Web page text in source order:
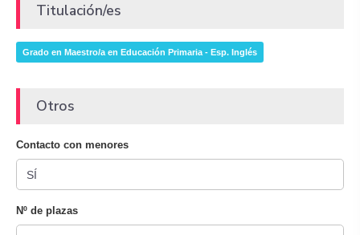
Titulación/es
Grado en Maestro/a en Educación Primaria - Esp. Inglés
Otros
Contacto con menores
Nº de plazas